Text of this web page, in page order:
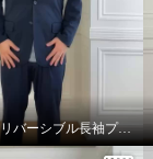
モックネックリバーシブル長袖プルオーバーのご紹介